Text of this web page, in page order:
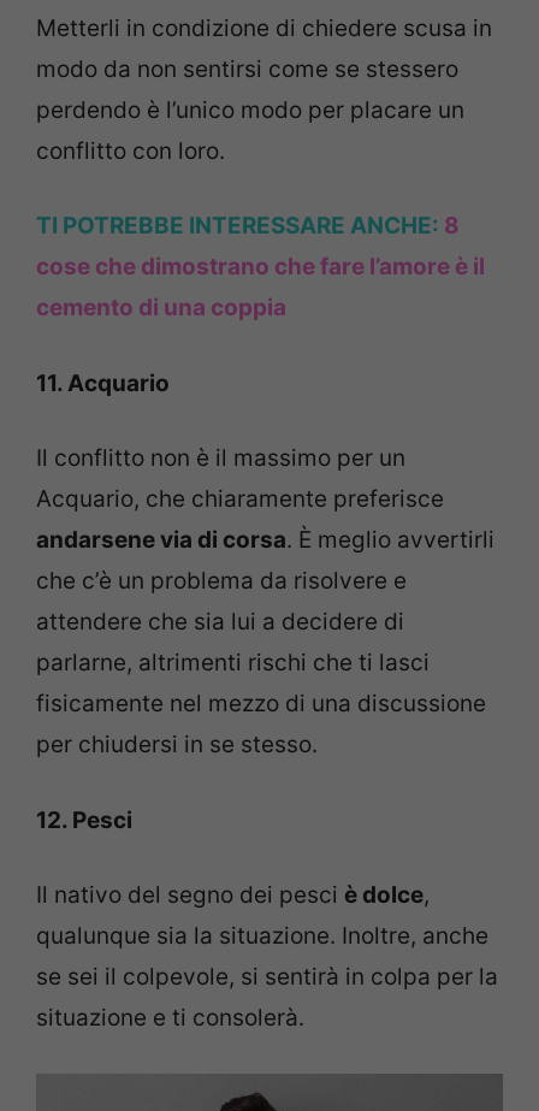
Metterli in condizione di chiedere scusa in
modo da non sentirsi come se stessero
perdendo è l’unico modo per placare un
conflitto con loro.
TI POTREBBE INTERESSARE ANCHE: 8
cose che dimostrano che fare l’amore è il
cemento di una coppia
11. Acquario
Il conflitto non è il massimo per un
Acquario, che chiaramente preferisce
andarsene via di corsa. È meglio avvertirli
che c’è un problema da risolvere e
attendere che sia lui a decidere di
parlarne, altrimenti rischi che ti lasci
fisicamente nel mezzo di una discussione
per chiudersi in se stesso.
12. Pesci
Il nativo del segno dei pesci è dolce,
qualunque sia la situazione. Inoltre, anche
se sei il colpevole, si sentirà in colpa per la
situazione e ti consolerà.